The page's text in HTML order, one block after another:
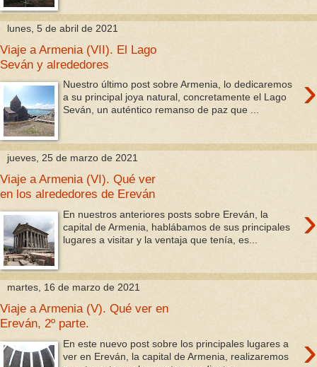
lunes, 5 de abril de 2021
Viaje a Armenia (VII). El Lago
Seván y alrededores
›
Nuestro último post sobre Armenia, lo dedicaremos
a su principal joya natural, concretamente el Lago
Seván, un auténtico remanso de paz que ...
jueves, 25 de marzo de 2021
Viaje a Armenia (VI). Qué ver
en los alrededores de Ereván
›
En nuestros anteriores posts sobre Ereván, la
capital de Armenia, hablábamos de sus principales
lugares a visitar y la ventaja que tenía, es...
martes, 16 de marzo de 2021
Viaje a Armenia (V). Qué ver en
Ereván, 2º parte.
›
En este nuevo post sobre los principales lugares a
ver en Ereván, la capital de Armenia, realizaremos